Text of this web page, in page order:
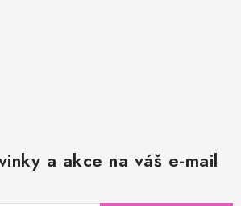
a akce na váš e-mail